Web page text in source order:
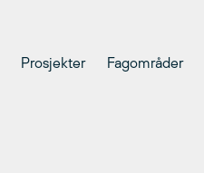
Prosjekter Fagområder